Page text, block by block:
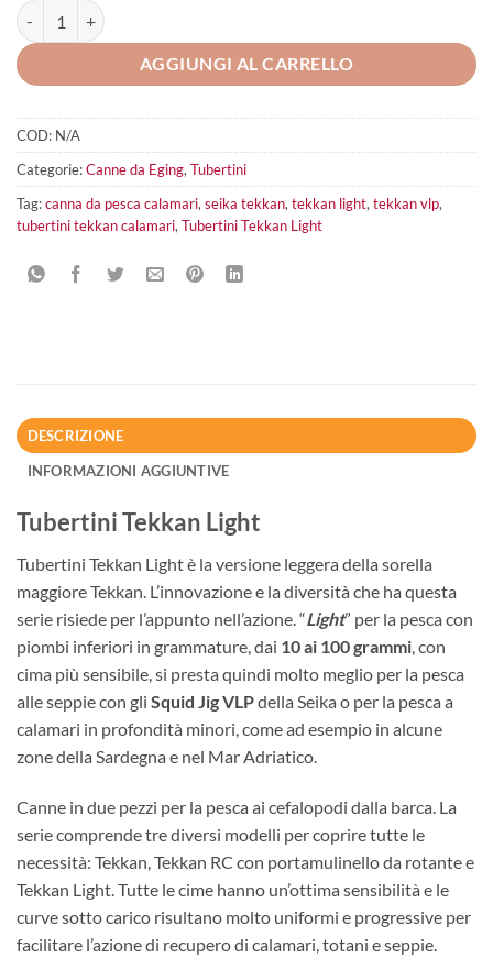
Tubertini Tekkan Light quantità
AGGIUNGI AL CARRELLO
COD: N/A
Categorie:Canne da Eging, Tubertini
Tag:canna da pesca calamari, seika tekkan, tekkan light, tekkan vlp,
tubertini tekkan calamari, Tubertini Tekkan Light
DESCRIZIONE
INFORMAZIONI AGGIUNTIVE
Tubertini Tekkan Light
Tubertini Tekkan Light è la versione leggera della sorella
maggiore Tekkan. L’innovazione e la diversità che ha questa
serie risiede per l’appunto nell’azione. “Light” per la pesca con
piombi inferiori in grammature, dai 10 ai 100 grammi, con
cima più sensibile, si presta quindi molto meglio per la pesca
alle seppie con gli Squid Jig VLPdella Seika o per la pesca a
calamari in profondità minori, come ad esempio in alcune
zone della Sardegna e nel Mar Adriatico.
Canne in due pezzi per la pesca ai cefalopodi dalla barca. La
serie comprende tre diversi modelli per coprire tutte le
necessità: Tekkan, Tekkan RC con portamulinello da rotante e
Tekkan Light. Tutte le cime hanno un’ottima sensibilità e le
curve sotto carico risultano molto uniformi e progressive per
facilitare l’azione di recupero di calamari, totani e seppie.